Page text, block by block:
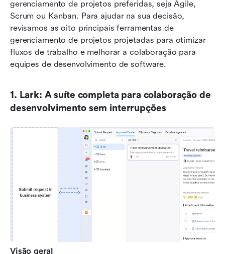
gerenciamento de projetos preferidas, seja Agile,
Scrum ou Kanban. Para ajudar na sua decisão,
revisamos as oito principais ferramentas de
gerenciamento de projetos projetadas para otimizar
fluxos de trabalho e melhorar a colaboração para
equipes de desenvolvimento de software.
1. Lark: A suíte completa para colaboração de
desenvolvimento sem interrupções
Visão geral